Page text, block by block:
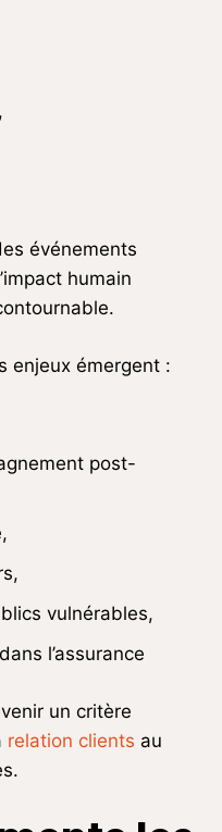
événements
humain
enjeux émergent :
post-
vulnérables,
l’assurance
un critère
relation clients au